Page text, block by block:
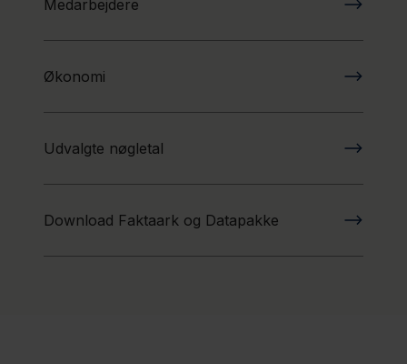
Medarbejdere
Økonomi
Udvalgte nøgletal
Download Faktaark og Datapakke